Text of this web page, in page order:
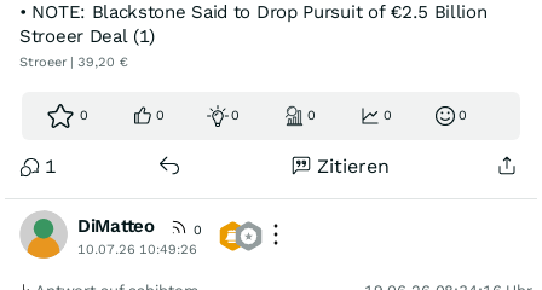
• NOTE: Blackstone Said to Drop Pursuit of €2.5 Billion
Stroeer Deal (1)
Stroeer | 39,20 €
0 0 0 0 0 0
1 Zitieren
DiMatteo
0
10.07.26 10:49:26